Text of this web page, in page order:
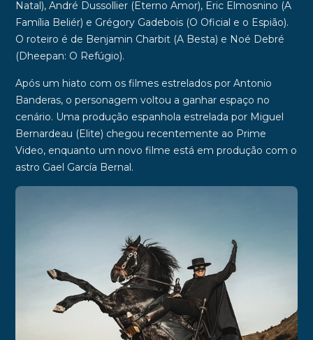
Natal ), André Dussollier (Eterno Amor), Eric Elmosnino (A
Família Beliér) e Grégory Gadebois (O Oficial e o Espião).
O roteiro é de Benjamin Charbit (A Besta) e Noé Debré
(Dheepan: O Refúgio).
Após um hiato com os filmes estrelados por Antonio
Banderas, o personagem voltou a ganhar espaço no
cenário. Uma produção espanhola estrelada porMiguel
Bernardeau (Elite) chegou recentemente ao Prime
Video, enquanto um novo filme está em produção com o
astro Gael García Bernal .